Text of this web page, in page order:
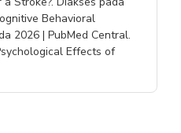
Behavioral
2026 | PubMed Central.
Effects of